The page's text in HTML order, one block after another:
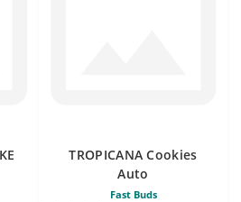
TROPICANA Cookies
Auto
Fast Buds